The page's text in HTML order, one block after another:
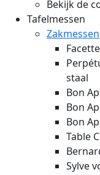
Bekijk de
Tafelmessen
Zakmessen
Facette
staal
Bon
Bon
Bon
Table
Sylve